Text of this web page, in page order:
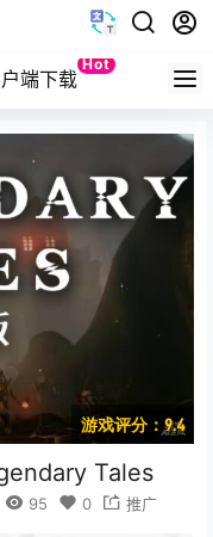
端下载
Hot
Quest
游戏评分：9.4
Tales
95 0 推广